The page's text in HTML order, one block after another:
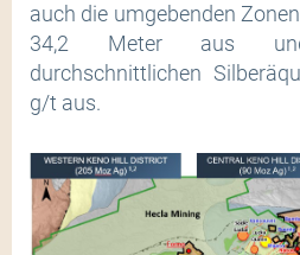
auch die umgebenden
34,2 Meter aus
durchschnittlichen
g/t aus.